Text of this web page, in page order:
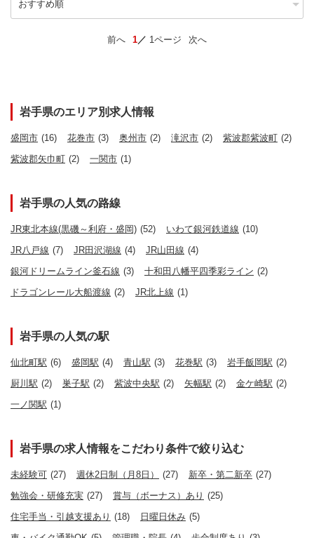
前へ 1 1ページ 次へ
岩手県のエリア別求人情報
盛岡市 (16) 花巻市 (3) 奥州市 (2) 滝沢市 (2) 紫波郡紫波町 (2)
紫波郡矢巾町 (2) 一関市 (1)
岩手県の人気の路線
JR東北本線(黒磯～利府・盛岡) (52) いわて銀河鉄道線 (10)
JR八戸線 (7) JR田沢湖線 (4) JR山田線 (4)
銀河ドリームライン釜石線 (3) 十和田八幡平四季彩ライン (2)
ドラゴンレール大船渡線 (2) JR北上線 (1)
岩手県の人気の駅
仙北町駅 (6) 盛岡駅 (4) 青山駅 (3) 花巻駅 (3) 岩手飯岡駅 (2)
厨川駅 (2) 巣子駅 (2) 紫波中央駅 (2) 矢幅駅 (2) 金ケ崎駅 (2)
一ノ関駅 (1)
岩手県の求人情報をこだわり条件で絞り込む
未経験可 (27) 週休2日制（月8日） (27) 新卒・第二新卒 (27)
勉強会・研修充実 (27) 賞与（ボーナス）あり (25)
住宅手当・引越支援あり (18) 日曜日休み (5)